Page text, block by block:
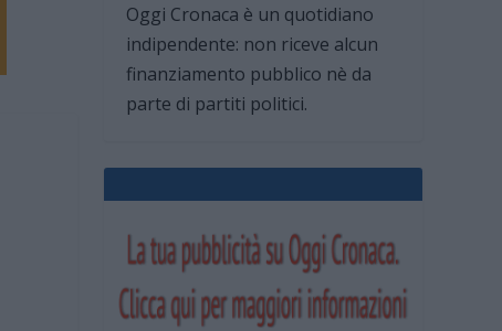
Oggi Cronaca è un quotidiano
indipendente: non riceve alcun
finanziamento pubblico nè da
parte di partiti politici.